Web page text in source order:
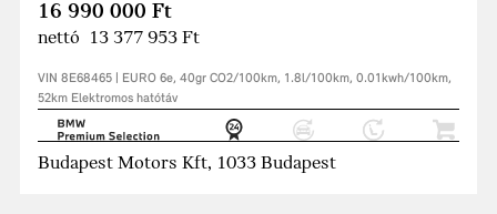
16 990 000 Ft
nettó 13 377 953 Ft
VIN 8E68465 | EURO 6e, 40gr CO2/100km, 1.8l/100km, 0.01kwh/100km,
52km Elektromos hatótáv
Budapest Motors Kft, 1033 Budapest